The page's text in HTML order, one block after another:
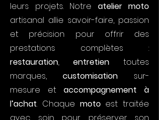
leurs projets. Notre atelier moto
artisanal allie savoir-faire, passion
et précision pour offrir des
prestations complètes :
restauration, entretien toutes
marques, customisation sur-
mesure et accompagnement à
l’achat. Chaque moto est traitée